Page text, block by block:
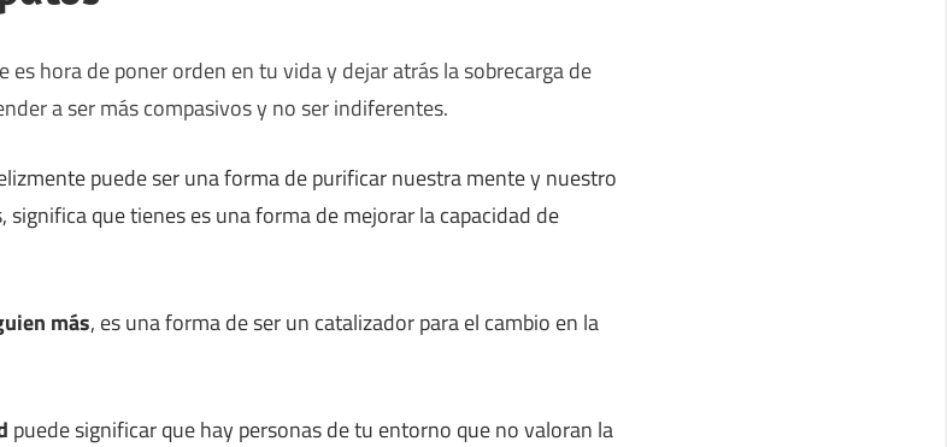
es hora de poner orden en tu vida y dejar atrás la sobrecarga de
a ser más compasivos y no ser indiferentes.
puede ser una forma de purificar nuestra mente y nuestro
significa que tienes es una forma de mejorar la capacidad de
más, es una forma de ser un catalizador para el cambio en la
puede significar que hay personas de tu entorno que no valoran la